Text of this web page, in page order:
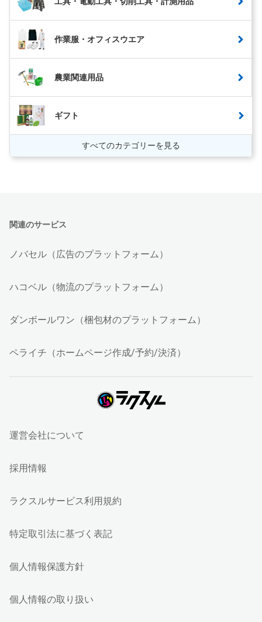
作業服・オフィスウエア
農業関連用品
ギフト
すべてのカテゴリーを見る
関連のサービス
ノバセル（広告のプラットフォーム）
ハコベル（物流のプラットフォーム）
ダンボールワン（梱包材のプラットフォーム）
ペライチ（ホームページ作成/予約/決済）
運営会社について
採用情報
ラクスルサービス利用規約
特定取引法に基づく表記
個人情報保護方針
個人情報の取り扱い